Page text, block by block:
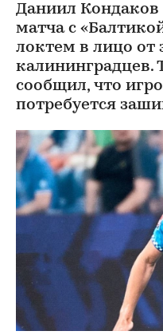
Даниил Кондаков
матча с
локтем в лицо от
калининградцев.
сообщил, что
потребуется